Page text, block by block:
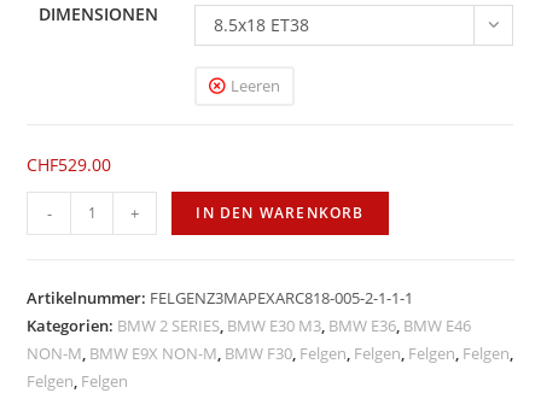
DIMENSIONEN 8.5x18 ET38
Leeren
CHF529.00
ARC-
18''
Menge
- + IN DEN WARENKORB
Artikelnummer: FELGENZ3MAPEXARC818-005-2-1-1-1
Kategorien: BMW 2 SERIES, BMW E30 M3, BMW E36, BMW E46
NON-M, BMW E9X NON-M, BMW F30, Felgen, Felgen, Felgen, Felgen,
Felgen, Felgen